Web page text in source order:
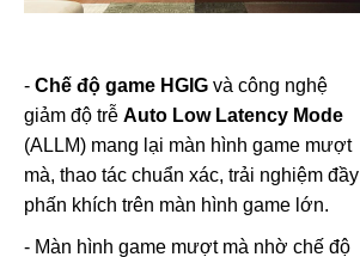
- Chế độ game HGIG và công nghệ
giảm độ trễ Auto Low Latency Mode
(ALLM) mang lại màn hình game mượt
mà, thao tác chuẩn xác, trải nghiệm đầy
phấn khích trên màn hình game lớn.
- Màn hình game mượt mà nhờ chế độ